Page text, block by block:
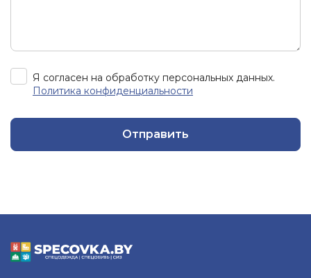
Я согласен на обработку персональных данных.
Политика конфиденциальности
Отправить